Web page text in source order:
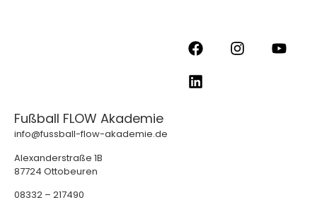
Fußball FLOW Akademie
info@fussball-flow-akademie.de
Alexanderstraße 1B
87724 Ottobeuren
08332 – 217490